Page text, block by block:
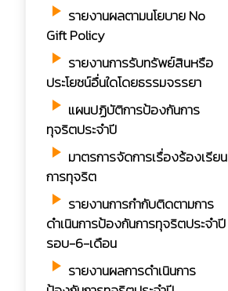
play_arrow รายงานผลตามนโยบาย No
Gift Policy
play_arrow รายงานการรับทรัพย์สินหรือ
ประโยชน์อื่นใดโดยธรรมจรรยา
play_arrow แผนปฏิบัติการป้องกันการ
ทุจริตประจำปี
play_arrow มาตรการจัดการเรื่องร้องเรียน
การทุจริต
play_arrow รายงานการกำกับติดตามการ
ดำเนินการป้องกันการทุจริตประจำปี
รอบ-6-เดือน
play_arrow รายงานผลการดำเนินการ